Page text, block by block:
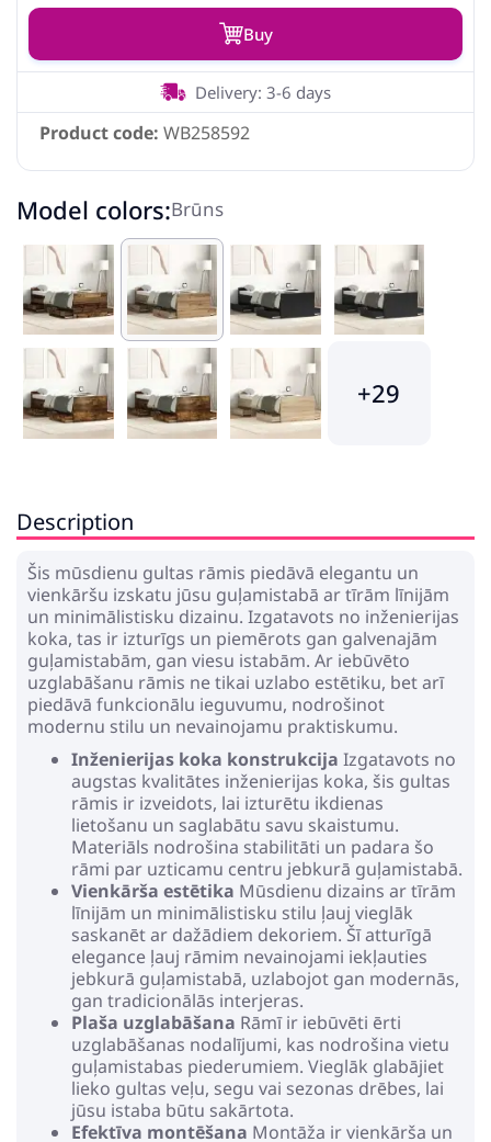
Buy
Product code: WB258592
Delivery: 3-6 days
Model colors:Brūns
+29
Description
Šis mūsdienu gultas rāmis piedāvā elegantu un
vienkāršu izskatu jūsu guļamistabā ar tīrām līnijām
un minimālistisku dizainu. Izgatavots no inženierijas
koka, tas ir izturīgs un piemērots gan galvenajām
guļamistabām, gan viesu istabām. Ar iebūvēto
uzglabāšanu rāmis ne tikai uzlabo estētiku, bet arī
piedāvā funkcionālu ieguvumu, nodrošinot
modernu stilu un nevainojamu praktiskumu.
Inženierijas koka konstrukcija Izgatavots no
augstas kvalitātes inženierijas koka, šis gultas
rāmis ir izveidots, lai izturētu ikdienas
lietošanu un saglabātu savu skaistumu.
Materiāls nodrošina stabilitāti un padara šo
rāmi par uzticamu centru jebkurā guļamistabā.
Vienkārša estētika Mūsdienu dizains ar tīrām
līnijām un minimālistisku stilu ļauj vieglāk
saskanēt ar dažādiem dekoriem. Šī atturīgā
elegance ļauj rāmim nevainojami iekļauties
jebkurā guļamistabā, uzlabojot gan modernās,
gan tradicionālās interjeras.
Plaša uzglabāšana Rāmī ir iebūvēti ērti
uzglabāšanas nodalījumi, kas nodrošina vietu
guļamistabas piederumiem. Vieglāk glabājiet
lieko gultas veļu, segu vai sezonas drēbes, lai
jūsu istaba būtu sakārtota.
Efektīva montēšana Montāža ir vienkārša un